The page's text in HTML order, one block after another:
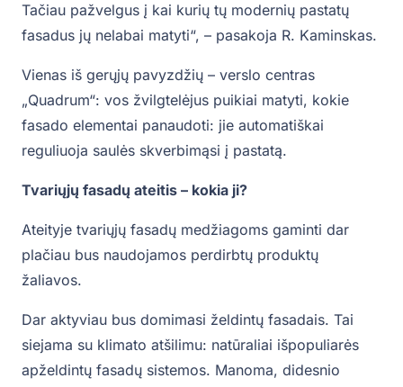
Tačiau pažvelgus į kai kurių tų modernių pastatų
fasadus jų nelabai matyti“, – pasakoja R. Kaminskas.
Vienas iš gerųjų pavyzdžių – verslo centras
„Quadrum“: vos žvilgtelėjus puikiai matyti, kokie
fasado elementai panaudoti: jie automatiškai
reguliuoja saulės skverbimąsi į pastatą.
Tvariųjų fasadų ateitis – kokia ji?
Ateityje tvariųjų fasadų medžiagoms gaminti dar
plačiau bus naudojamos perdirbtų produktų
žaliavos.
Dar aktyviau bus domimasi želdintų fasadais. Tai
siejama su klimato atšilimu: natūraliai išpopuliarės
apželdintų fasadų sistemos. Manoma, didesnio